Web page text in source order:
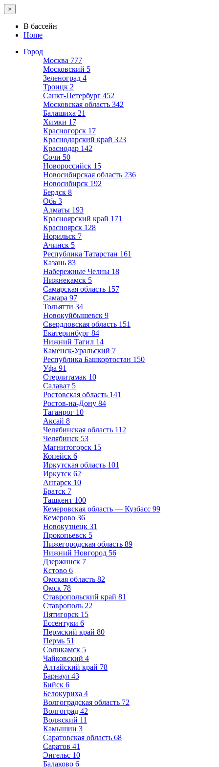
×
В бассейн
Home
Город
Москва 777
Московский 5
Зеленоград 4
Троицк 2
Санкт-Петербург 452
Московская область 342
Балашиха 21
Химки 17
Красногорск 17
Краснодарский край 323
Краснодар 142
Сочи 50
Новороссийск 15
Новосибирская область 236
Новосибирск 192
Бердск 8
Обь 3
Алматы 193
Красноярский край 171
Красноярск 128
Норильск 7
Ачинск 5
Республика Татарстан 161
Казань 83
Набережные Челны 18
Нижнекамск 5
Самарская область 157
Самара 97
Тольятти 34
Новокуйбышевск 9
Свердловская область 151
Екатеринбург 84
Нижний Тагил 14
Каменск-Уральский 7
Республика Башкортостан 150
Уфа 91
Стерлитамак 10
Салават 5
Ростовская область 141
Ростов-на-Дону 84
Таганрог 10
Аксай 8
Челябинская область 112
Челябинск 53
Магнитогорск 15
Копейск 6
Иркутская область 101
Иркутск 62
Ангарск 10
Братск 7
Ташкент 100
Кемеровская область — Кузбасс 99
Кемерово 36
Новокузнецк 31
Прокопьевск 5
Нижегородская область 89
Нижний Новгород 56
Дзержинск 7
Кстово 6
Омская область 82
Омск 78
Ставропольский край 81
Ставрополь 22
Пятигорск 15
Ессентуки 6
Пермский край 80
Пермь 51
Соликамск 5
Чайковский 4
Алтайский край 78
Барнаул 43
Бийск 6
Белокуриха 4
Волгоградская область 72
Волгоград 42
Волжский 11
Камышин 3
Саратовская область 68
Саратов 41
Энгельс 10
Балаково 6